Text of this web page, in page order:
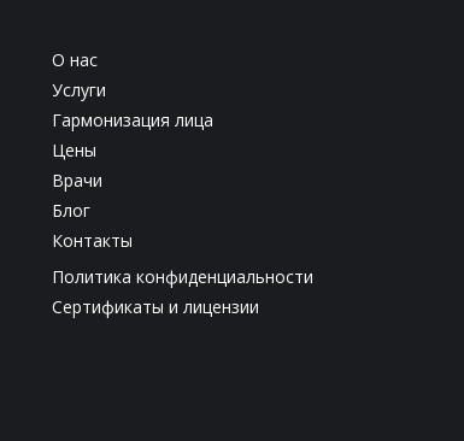
О нас
Услуги
Гармонизация лица
Цены
Врачи
Блог
Контакты
Политика конфиденциальности
Сертификаты и лицензии